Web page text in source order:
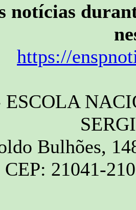
notícias
https://
ESCOLA
Bulhões,
CEP: 21041-